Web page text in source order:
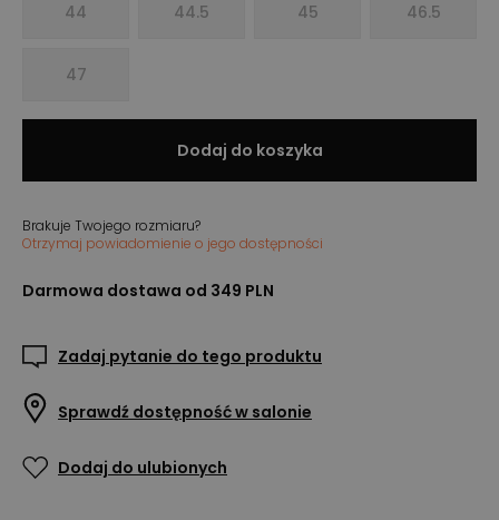
44 44.5 45 46.5
47
Dodaj do koszyka
Brakuje Twojego rozmiaru?
Otrzymaj powiadomienie o jego dostępności
Darmowa dostawa od 349 PLN
Zadaj pytanie do tego produktu
Sprawdź dostępność w salonie
Dodaj do ulubionych